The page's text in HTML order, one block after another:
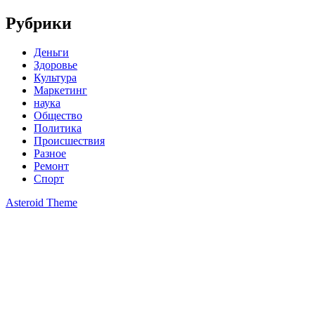
Рубрики
Деньги
Здоровье
Культура
Маркетинг
наука
Общество
Политика
Происшествия
Разное
Ремонт
Спорт
Asteroid Theme